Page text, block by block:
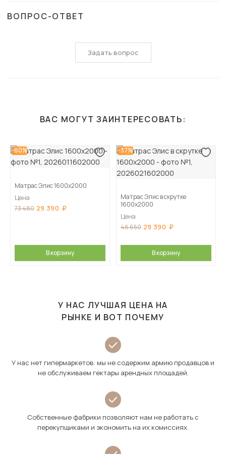
ВОПРОС-ОТВЕТ
Задать вопрос
ВАС МОГУТ ЗАИНТЕРЕСОВАТЬ:
-60%
Матрас Элис 1600х2000
Цена
73 480 29 390
В корзину
-37%
Матрас Элис в скрутке
1600х2000
Цена
46 650 29 390
В корзину
У НАС ЛУЧШАЯ ЦЕНА НА
РЫНКЕ И ВОТ ПОЧЕМУ
У нас нет гипермаркетов: мы не содержим армию продавцов и
не обслуживаем гектары арендных площадей.
Собственные фабрики позволяют нам не работать с
перекупщиками и экономить на их комиссиях.